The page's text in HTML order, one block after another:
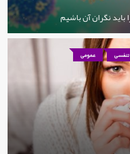
نگران آن باشیم
عمومی